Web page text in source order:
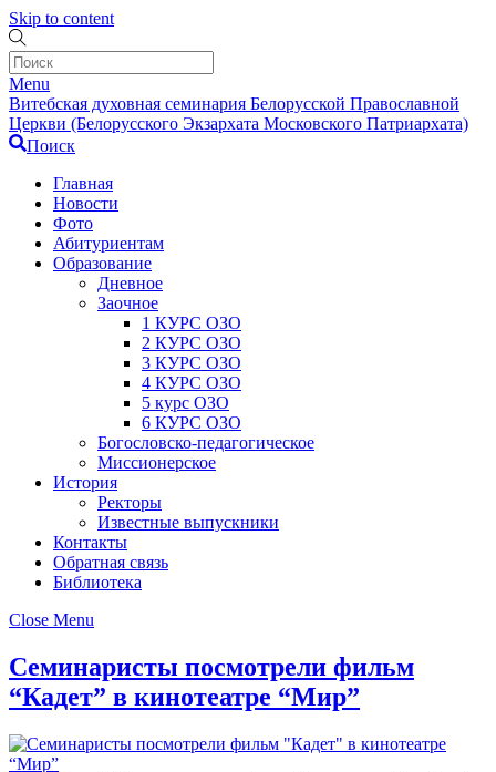
Skip to content
Menu
Витебская духовная семинария Белорусской Православной
Церкви (Белорусского Экзархата Московского Патриархата)
Поиск
Главная
Новости
Фото
Абитуриентам
Образование
Дневное
Заочное
1 КУРС ОЗО
2 КУРС ОЗО
3 КУРС ОЗО
4 КУРС ОЗО
5 курс ОЗО
6 КУРС ОЗО
Богословско-педагогическое
Миссионерское
История
Ректоры
Известные выпускники
Контакты
Обратная связь
Библиотека
Close Menu
Семинаристы посмотрели фильм
“Кадет” в кинотеатре “Мир”